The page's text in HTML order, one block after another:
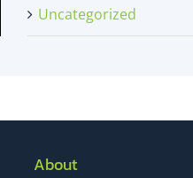
Uncategorized
About